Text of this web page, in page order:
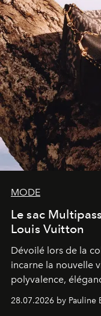
MODE
Le sac
Louis Vuitton
Dévoilé lors de la
incarne la nouvelle
polyvalence,
28.07.2026 by Pauline